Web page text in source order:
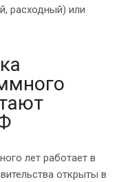
расходный) или
лет работает в
открыты в